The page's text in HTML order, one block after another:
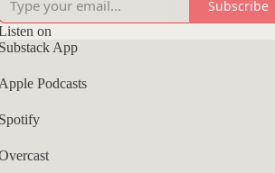
Subscribe
on
App
Podcasts